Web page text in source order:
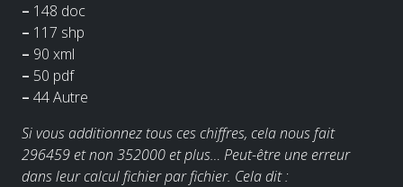
– 148 doc
– 117 shp
– 90 xml
– 50 pdf
– 44 Autre
Si vous additionnez tous ces chiffres, cela nous fait
296459 et non 352000 et plus… Peut-être une erreur
dans leur calcul fichier par fichier. Cela dit :